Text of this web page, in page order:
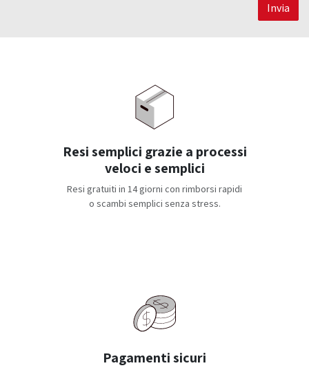
Invia
Resi semplici grazie a processi
veloci e semplici
Resi gratuiti in 14 giorni con rimborsi rapidi
o scambi semplici senza stress.
Pagamenti sicuri